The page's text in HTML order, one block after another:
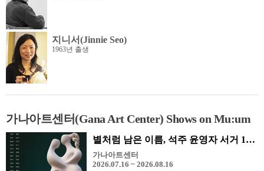
지니서(Jinnie Seo)
1963년 출생
가나아트센터(Gana Art Center) Shows on Mu:um
별처럼 남은 이름, 석주 윤영자 서거 10주기 기념전 - 그리고 석주 미술상 수상 작가전
가나아트센터
2026.07.16 ~ 2026.08.16